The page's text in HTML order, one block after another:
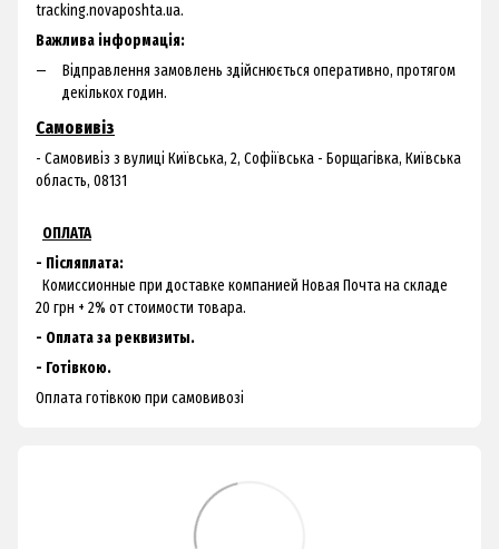
tracking.novaposhta.ua.
Важлива інформація:
Відправлення замовлень здійснюється оперативно, протягом
декількох годин.
Самовивіз
- Самовивіз з вулиці Київська, 2, Софіївська - Борщагівка, Київська
область, 08131
ОПЛАТА
- Післяплата:
Комиссионные при доставке компанией Новая Почта на складе
20 грн + 2% от стоимости товара.
- Оплата за реквизиты.
- Готівкою.
Оплата готівкою при самовивозі